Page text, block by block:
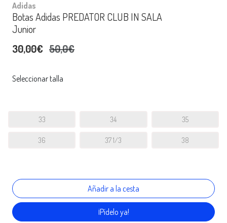
Adidas
Botas Adidas PREDATOR CLUB IN SALA
Junior
30,00€ 50,0€
Seleccionar talla
33 34 35
36 37 1/3 38
¡Pídelo ya!